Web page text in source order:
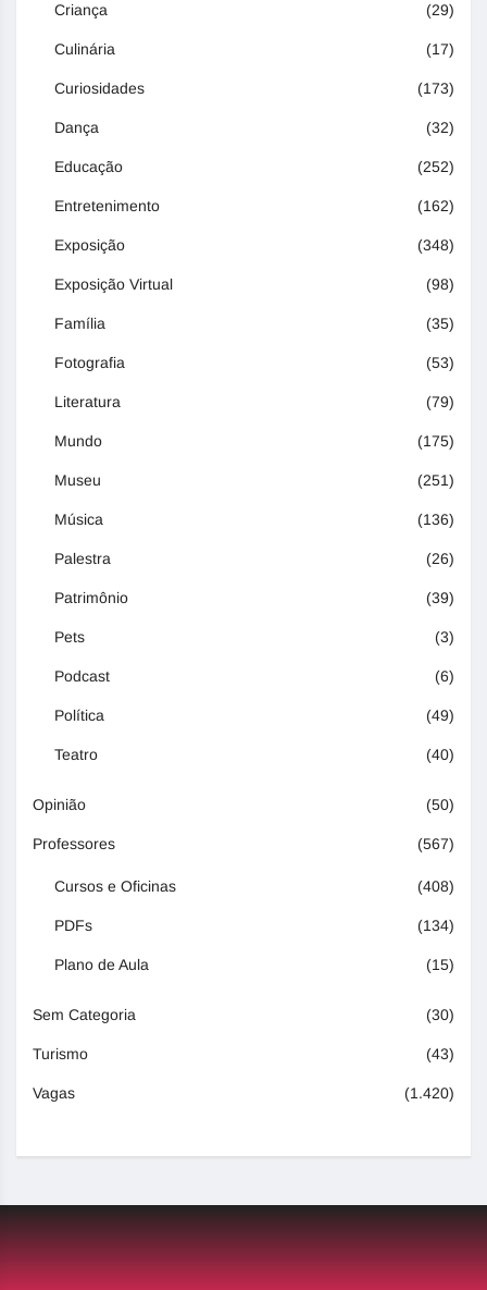
Criança (29)
Culinária (17)
Curiosidades (173)
Dança (32)
Educação (252)
Entretenimento (162)
Exposição (348)
Exposição Virtual (98)
Família (35)
Fotografia (53)
Literatura (79)
Mundo (175)
Museu (251)
Música (136)
Palestra (26)
Patrimônio (39)
Pets (3)
Podcast (6)
Política (49)
Teatro (40)
Opinião (50)
Professores (567)
Cursos e Oficinas (408)
PDFs (134)
Plano de Aula (15)
Sem Categoria (30)
Turismo (43)
Vagas (1.420)